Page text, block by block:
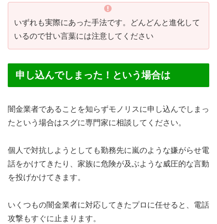
いずれも実際にあった手法です。どんどんと進化して
いるので甘い言葉には注意してください
申し込んでしまった！という場合は
闇金業者であることを知らずモノリスに申し込んでしまっ
たという場合はスグに専門家に相談してください。
個人で対抗しようとしても勤務先に嵐のような嫌がらせ電
話をかけてきたり、家族に危険が及ぶような威圧的な言動
を投げかけてきます。
いくつもの闇金業者に対応してきたプロに任せると、電話
攻撃もすぐに止まります。